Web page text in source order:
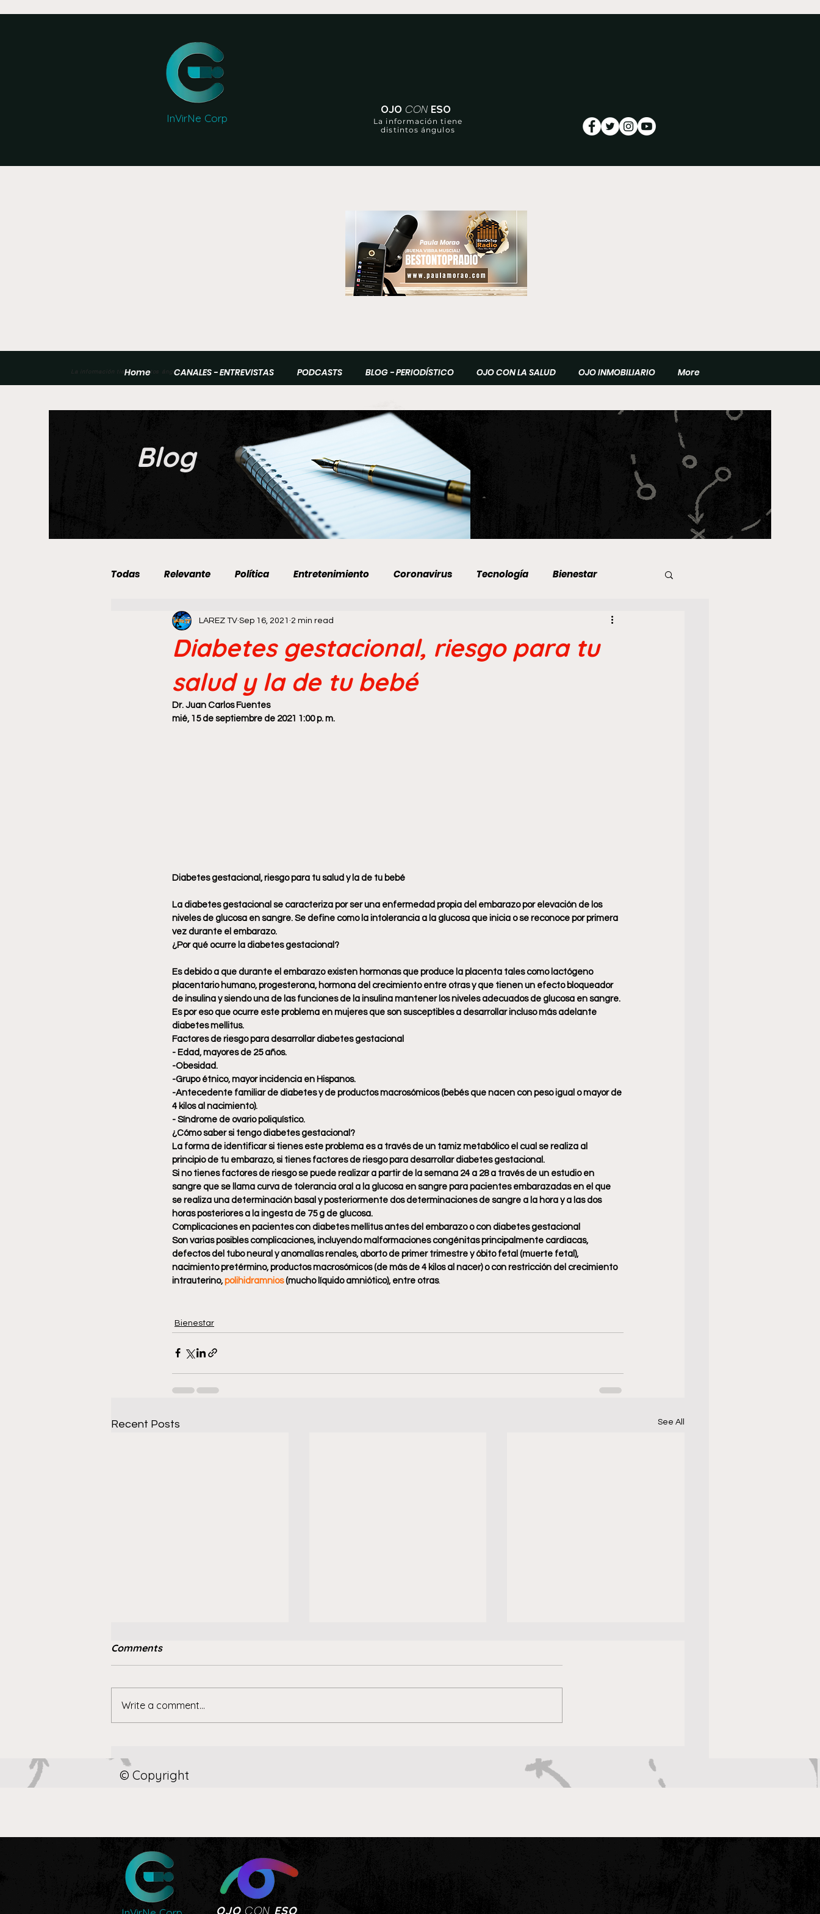
InVirNe Corp
OJO CON ESO
La información tiene
distintos ángulos
Paula Morao
La información tiene distintos ángulos
Home CANALES - ENTREVISTAS PODCASTS BLOG - PERIODÍSTICO OJO CON LA SALUD OJO INMOBILIARIO More
Blog
Todas Relevante Política Entretenimiento Coronavirus Tecnología Bienestar
Deportes Curiosidades Ojo Al Día
Categoría sin título Categoría sin título
Primarias de Oposición CONEXIÓN INMOBILIARIA
Diabetes gestacional, riesgo para tu
salud y la de tu bebé
LAREZ TV Sep 16, 2021 2 min read
Dr. Juan Carlos Fuentes
mié, 15 de septiembre de 2021 1:00 p. m.
Diabetes gestacional, riesgo para tu salud y la de tu bebé
La diabetes gestacional se caracteriza por ser una enfermedad propia del embarazo por elevación de los
niveles de glucosa en sangre. Se define como la intolerancia a la glucosa que inicia o se reconoce por primera
vez durante el embarazo.
¿Por qué ocurre la diabetes gestacional?
Es debido a que durante el embarazo existen hormonas que produce la placenta tales como lactógeno
placentario humano, progesterona, hormona del crecimiento entre otras y que tienen un efecto bloqueador
de insulina y siendo una de las funciones de la insulina mantener los niveles adecuados de glucosa en sangre.
Es por eso que ocurre este problema en mujeres que son susceptibles a desarrollar incluso más adelante
diabetes mellitus.
Factores de riesgo para desarrollar diabetes gestacional
- Edad, mayores de 25 años.
-Obesidad.
-Grupo étnico, mayor incidencia en Hispanos.
-Antecedente familiar de diabetes y de productos macrosómicos (bebés que nacen con peso igual o mayor de
4 kilos al nacimiento).
- Síndrome de ovario poliquístico.
¿Cómo saber si tengo diabetes gestacional?
La forma de identificar si tienes este problema es a través de un tamiz metabólico el cual se realiza al
principio de tu embarazo, si tienes factores de riesgo para desarrollar diabetes gestacional.
Si no tienes factores de riesgo se puede realizar a partir de la semana 24 a 28 a través de un estudio en
sangre que se llama curva de tolerancia oral a la glucosa en sangre para pacientes embarazadas en el que
se realiza una determinación basal y posteriormente dos determinaciones de sangre a la hora y a las dos
horas posteriores a la ingesta de 75 g de glucosa.
Complicaciones en pacientes con diabetes mellitus antes del embarazo o con diabetes gestacional
Son varias posibles complicaciones, incluyendo malformaciones congénitas principalmente cardiacas,
defectos del tubo neural y anomalías renales, aborto de primer trimestre y óbito fetal (muerte fetal),
nacimiento pretérmino, productos macrosómicos (de más de 4 kilos al nacer) o con restricción del crecimiento
intrauterino, polihidramnios (mucho líquido amniótico), entre otras.
Bienestar
Recent Posts See All
petróleo
privatización
Comments
Write a comment...
© Copyright
OJO CON ESO